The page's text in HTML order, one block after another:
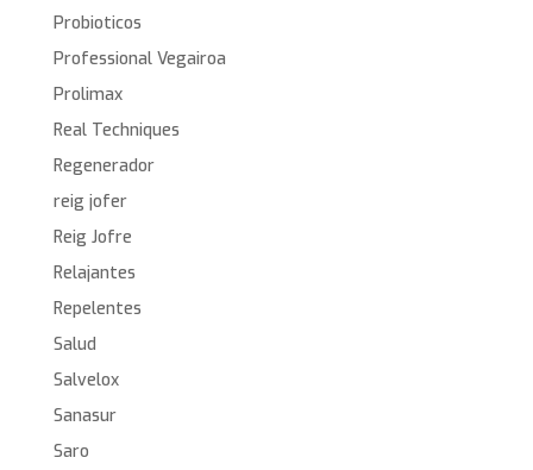
Probioticos
Professional Vegairoa
Prolimax
Real Techniques
Regenerador
reig jofer
Reig Jofre
Relajantes
Repelentes
Salud
Salvelox
Sanasur
Saro